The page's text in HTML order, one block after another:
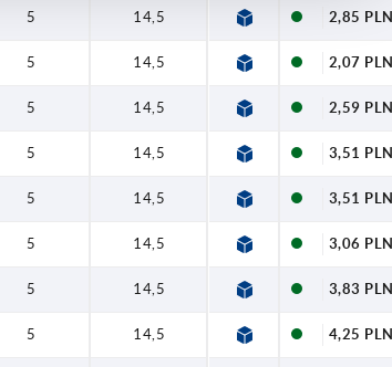
5 14,5 2,85 PLN
5 14,5 2,07 PLN
5 14,5 2,59 PLN
5 14,5 3,51 PLN
5 14,5 3,51 PLN
5 14,5 3,06 PLN
5 14,5 3,83 PLN
5 14,5 4,25 PLN